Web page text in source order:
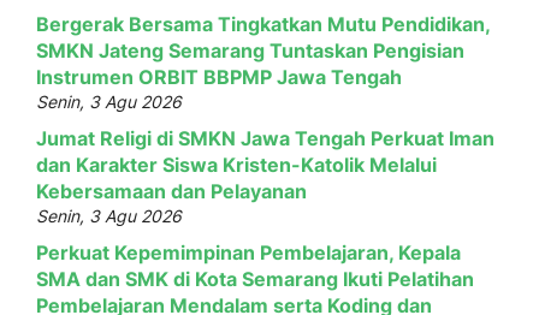
Bergerak Bersama Tingkatkan Mutu Pendidikan,
SMKN Jateng Semarang Tuntaskan Pengisian
Instrumen ORBIT BBPMP Jawa Tengah
Senin, 3 Agu 2026
Jumat Religi di SMKN Jawa Tengah Perkuat Iman
dan Karakter Siswa Kristen-Katolik Melalui
Kebersamaan dan Pelayanan
Senin, 3 Agu 2026
Perkuat Kepemimpinan Pembelajaran, Kepala
SMA dan SMK di Kota Semarang Ikuti Pelatihan
Pembelajaran Mendalam serta Koding dan